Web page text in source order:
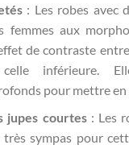
: Les robes avec
femmes aux
de contraste
inférieure.
pour mettre en
jupes courtes : Les
sympas pour